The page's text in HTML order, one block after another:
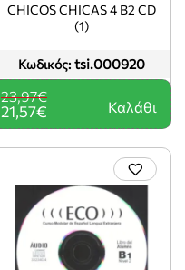
Κωδικός: tsi.000920
CHICOS CHICAS 4 B2 CD
(1)
21,57€
23,97€
Καλάθι